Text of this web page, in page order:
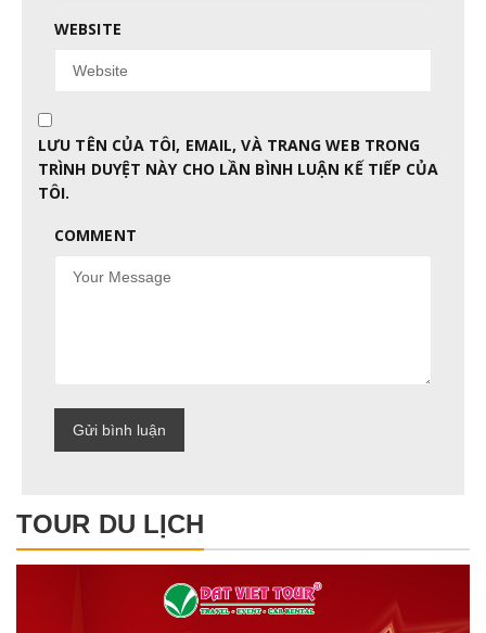
WEBSITE
LƯU TÊN CỦA TÔI, EMAIL, VÀ TRANG WEB TRONG
TRÌNH DUYỆT NÀY CHO LẦN BÌNH LUẬN KẾ TIẾP CỦA
TÔI.
COMMENT
TOUR DU LỊCH